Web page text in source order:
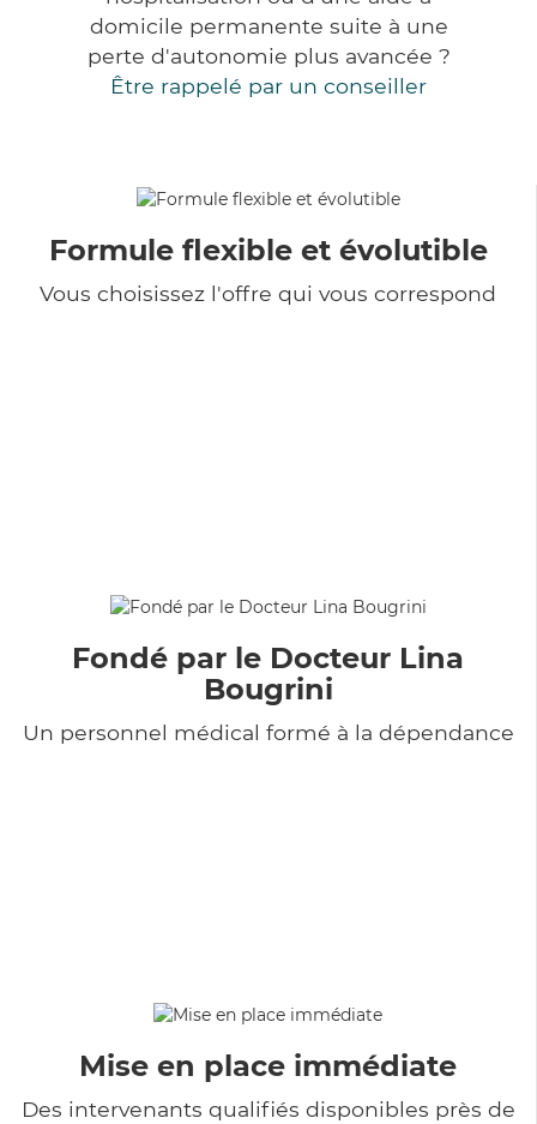
domicile permanente suite à une
perte d'autonomie plus avancée ?
Être rappelé par un conseiller
Formule flexible et évolutible
Vous choisissez l'offre qui vous correspond
Fondé par le Docteur Lina
Bougrini
Un personnel médical formé à la dépendance
Mise en place immédiate
Des intervenants qualifiés disponibles près de